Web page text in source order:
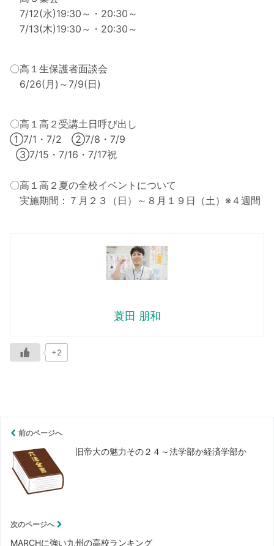
7/12(水)19:30～・20:30～
7/13(木)19:30～・20:30～
〇高１生保護者面談会
6/26(月)～7/9(日)
〇高１高２受講土日呼び出し
①7/1・7/2 ②7/8・7/9
③7/15・7/16・7/17祝
〇高１高２夏の全校イベントについて
実施期間：７月２３（日）～８月１９日（土）※４週間
蓑田 朋和
+2
前のページへ
旧帝大の魅力その２４～法学部か経済学部か
次のページへ
MARCHに強い九州の高校ランキング